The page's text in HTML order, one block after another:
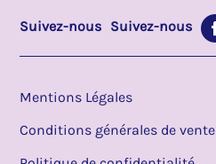
Suivez-nous Suivez-nous
Mentions Légales
Conditions générales de vente